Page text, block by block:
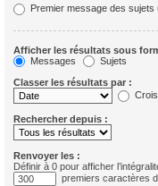
Premier message des sujets
Afficher les résultats sous
Messages
Sujets
Classer les résultats par :
Rechercher depuis :
Renvoyer les :
Définir à 0 pour afficher
premiers caractères